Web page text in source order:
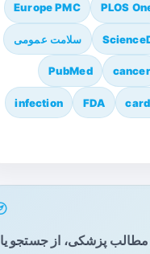
PLOS
Europe PMC
سلامت عمومی
cancer
PubMed
FDA
infection
مطالب پزشکی، از جستجو یا